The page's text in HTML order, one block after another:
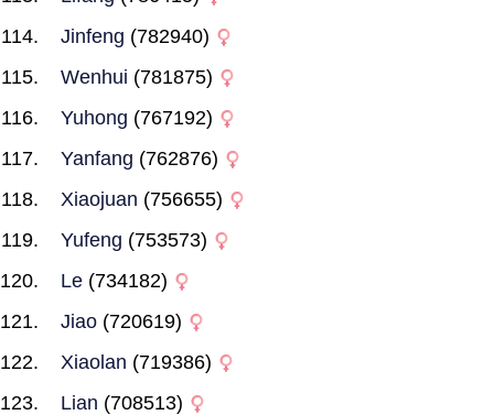
Jinfeng (782940)
Wenhui (781875)
Yuhong (767192)
Yanfang (762876)
Xiaojuan (756655)
Yufeng (753573)
Le (734182)
Jiao (720619)
Xiaolan (719386)
Lian (708513)